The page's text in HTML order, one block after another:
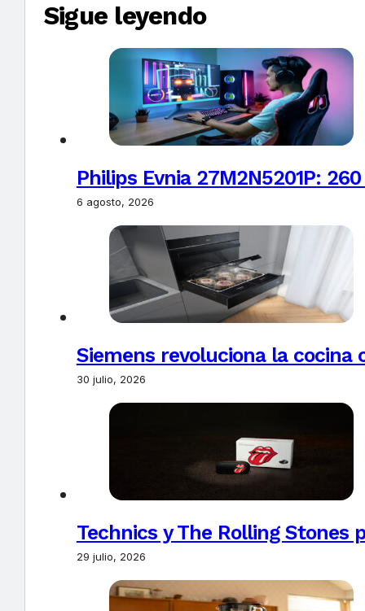
Sigue leyendo
Philips Evnia 27M2N5201P:
6 agosto, 2026
Siemens revoluciona la
30 julio, 2026
Technics y The Rolling Stones
29 julio, 2026